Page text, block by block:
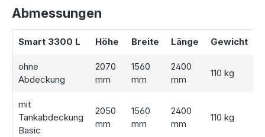
Ohne Abdeckung – Perfekt, wenn bereits eine passende
Abdeckung vorhanden ist.
Tankabdeckung Basic – Stabile, kindersichere Lösung.
Stabiflex PE-Abdeckung – TÜV-geprüft und begehbar.
für Einbauorte, die mit Fahrzeugen befahren werden.
Optionales Zubehör für Ihre Zisterne
Abmessungen
Smart 3300 L Höhe Breite Länge Gewicht
ohne
Abdeckung
2070
mm
1560
mm
2400
mm
110 kg
mit
Tankabdeckung
Basic
2050
mm
1560
mm
2400
mm
110 kg